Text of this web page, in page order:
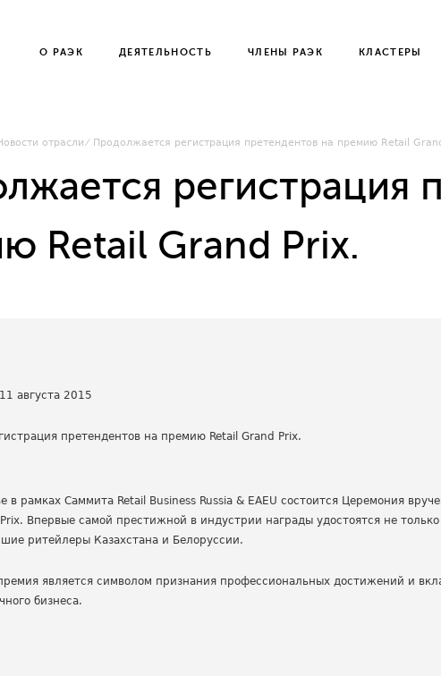
О РАЭК ДЕЯТЕЛЬНОСТЬ ЧЛЕНЫ РАЭК КЛАСТЕРЫ
отрасли Продолжается регистрация претендентов на премию Retail
регистрация
Retail Grand Prix.
11 августа 2015
в рамках Саммита Retail Business Russia & EAEU состоится Церемония
Prix. Впервые самой престижной в индустрии награды удостоятся не
ритейлеры Казахстана и Белоруссии.
является символом признания профессиональных достижений и
бизнеса.